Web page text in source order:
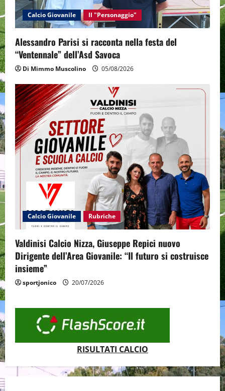
Calcio Giovanile Il "Personaggio"
Alessandro Parisi si racconta nella festa del
“Ventennale” dell’Asd Savoca
Di Mimmo Muscolino 05/08/2026
Calcio Giovanile Rubriche
Valdinisi Calcio Nizza, Giuseppe Repici nuovo
Dirigente dell’Area Giovanile: “Il futuro si costruisce
insieme”
sportjonico 20/07/2026
RISULTATI CALCIO